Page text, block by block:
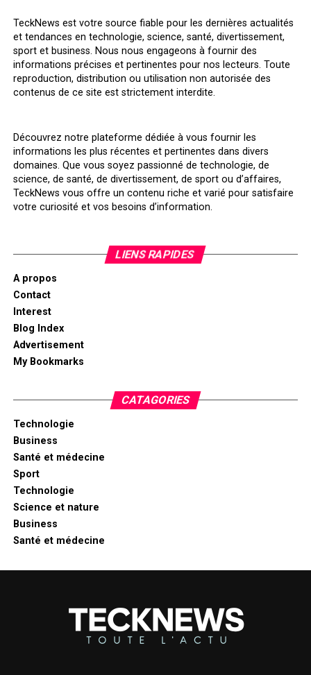
TeckNews est votre source fiable pour les dernières actualités
et tendances en technologie, science, santé, divertissement,
sport et business. Nous nous engageons à fournir des
informations précises et pertinentes pour nos lecteurs. Toute
reproduction, distribution ou utilisation non autorisée des
contenus de ce site est strictement interdite.
Découvrez notre plateforme dédiée à vous fournir les
informations les plus récentes et pertinentes dans divers
domaines. Que vous soyez passionné de technologie, de
science, de santé, de divertissement, de sport ou d’affaires,
TeckNews vous offre un contenu riche et varié pour satisfaire
votre curiosité et vos besoins d’information.
LIENS RAPIDES
A propos
Contact
Interest
Blog Index
Advertisement
My Bookmarks
CATAGORIES
Technologie
Business
Santé et médecine
Sport
Technologie
Science et nature
Business
Santé et médecine